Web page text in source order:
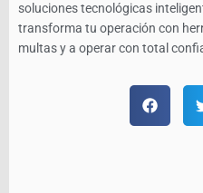
soluciones tecnológicas
transforma tu operación con
multas y a operar con total